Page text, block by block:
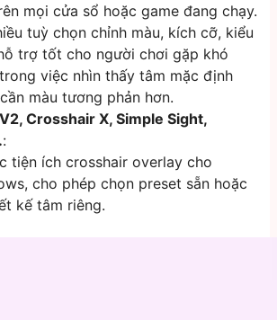
mọi cửa sổ hoặc game đang chạy.
tuỳ chọn chỉnh màu, kích cỡ, kiểu
trợ tốt cho người chơi gặp khó
việc nhìn thấy tâm mặc định
màu tương phản hơn.
Crosshair X, Simple Sight,
:
tiện ích crosshair overlay cho
cho phép chọn preset sẵn hoặc
kế tâm riêng.